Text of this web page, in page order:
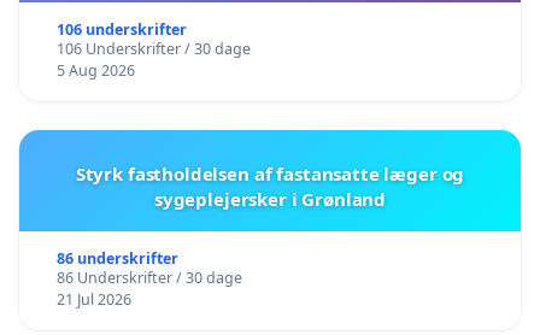
106 underskrifter
106 Underskrifter / 30 dage
5 Aug 2026
Styrk fastholdelsen af fastansatte læger og
sygeplejersker i Grønland
86 underskrifter
86 Underskrifter / 30 dage
21 Jul 2026